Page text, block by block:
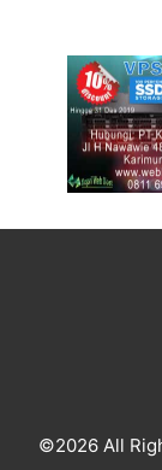
©2026 All